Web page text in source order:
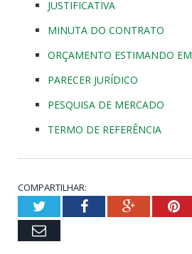
JUSTIFICATIVA
MINUTA DO CONTRATO
ORÇAMENTO ESTIMANDO
PARECER JURÍDICO
PESQUISA DE MERCADO
TERMO DE REFERÊNCIA
COMPARTILHAR:
TwitterFacebookGoogle+
Email